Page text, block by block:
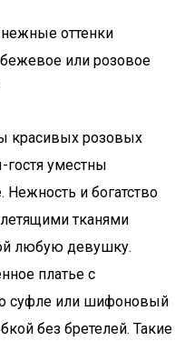
оттенки
или розовое
красивых розовых
уместны
и богатство
тканями
любую девушку.
платье с
суфле или шифоновый
без бретелей. Такие